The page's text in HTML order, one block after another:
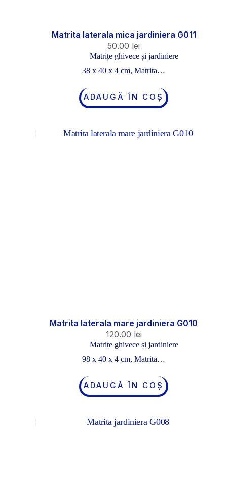
Matrita laterala mica jardiniera G011
50.00 lei
Matrițe ghivece și jardiniere
38 x 40 x 4 cm, Matrita…
ADAUGĂ ÎN COȘ
Matrita laterala mare jardiniera G010
120.00 lei
Matrițe ghivece și jardiniere
98 x 40 x 4 cm, Matrita…
ADAUGĂ ÎN COȘ